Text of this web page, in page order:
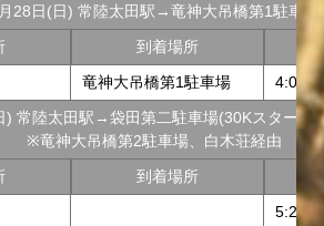
28日(日) 常陸太田駅→竜神大吊橋第1駐車場
到着場所
竜神大吊橋第1駐車場
4:00
) 常陸太田駅→袋田第二駐車場(30Kスタート
※竜神大吊橋第2駐車場、白木荘経由
到着場所
5:20